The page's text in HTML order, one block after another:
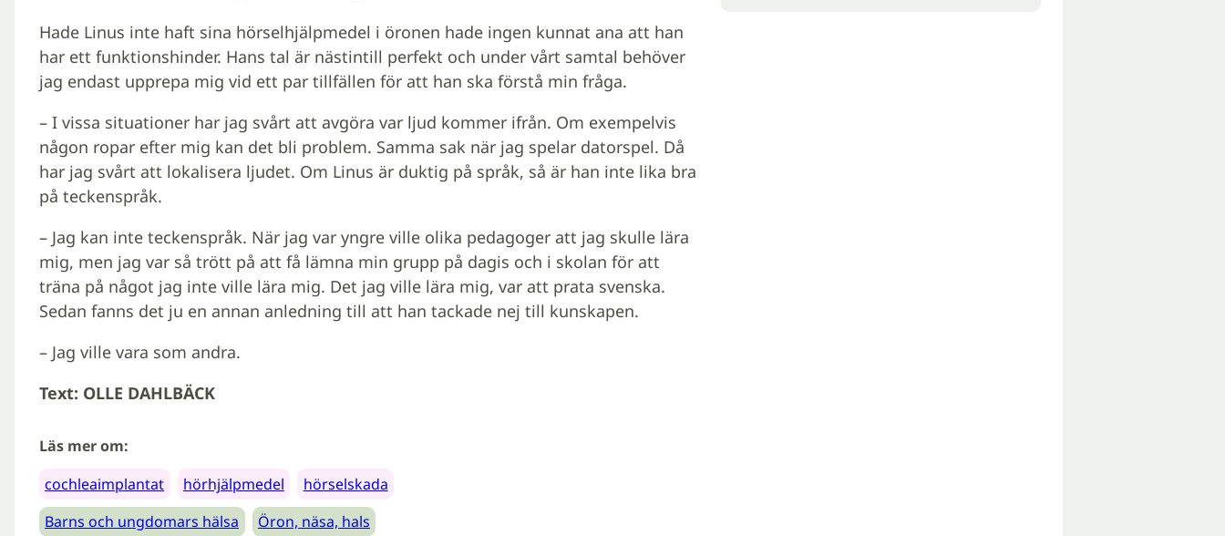
Hade Linus inte haft sina hörselhjälpmedel i öronen hade ingen kunnat ana att han
har ett funktionshinder. Hans tal är nästintill perfekt och under vårt samtal behöver
jag endast upprepa mig vid ett par tillfällen för att han ska förstå min fråga.
– I vissa situationer har jag svårt att avgöra var ljud kommer ifrån. Om exempelvis
någon ropar efter mig kan det bli problem. Samma sak när jag spelar datorspel. Då
har jag svårt att lokalisera ljudet. Om Linus är duktig på språk, så är han inte lika bra
på teckenspråk.
– Jag kan inte teckenspråk. När jag var yngre ville olika pedagoger att jag skulle lära
mig, men jag var så trött på att få lämna min grupp på dagis och i skolan för att
träna på något jag inte ville lära mig. Det jag ville lära mig, var att prata svenska.
Sedan fanns det ju en annan anledning till att han tackade nej till kunskapen.
– Jag ville vara som andra.
Text: OLLE DAHLBÄCK
Läs mer om:
cochleaimplantat
hörhjälpmedel
hörselskada
Barns och ungdomars hälsa
Öron, näsa, hals